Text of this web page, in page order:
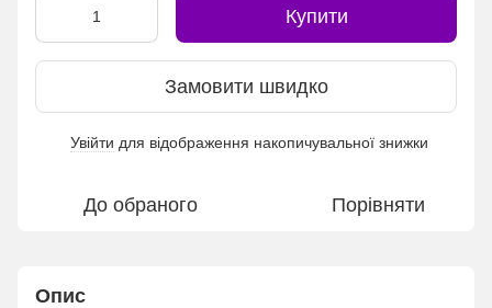
Купити
Замовити швидко
Увійти для відображення накопичувальної знижки
До обраного Порівняти
Опис